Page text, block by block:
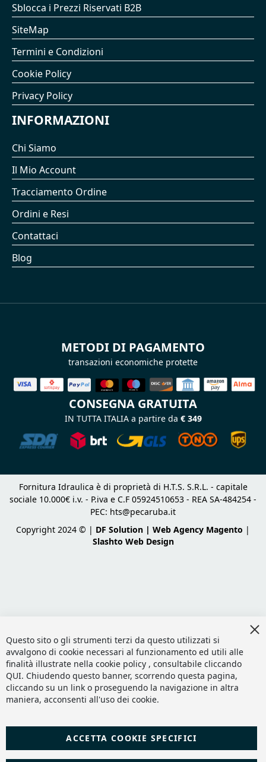
Sblocca i Prezzi Riservati B2B
SiteMap
Termini e Condizioni
Cookie Policy
Privacy Policy
INFORMAZIONI
Chi Siamo
Il Mio Account
Tracciamento Ordine
Ordini e Resi
Contattaci
Blog
METODI DI PAGAMENTO
transazioni economiche protette
CONSEGNA GRATUITA
IN TUTTA ITALIA a partire da € 349
Fornitura Idraulica è di proprietà di H.T.S. S.R.L. - capitale
sociale 10.000€ i.v. - P.iva e C.F 05924510653 - REA SA-484254 -
PEC: hts@pecaruba.it
Copyright 2024 © | DF Solution | Web Agency Magento |
Slashto Web Design
Questo sito o gli strumenti terzi da questo utilizzati si
avvalgono di cookie necessari al funzionamento ed utili alle
finalità illustrate nella cookie policy , consultabile cliccando
QUI. Chiudendo questo banner, scorrendo questa pagina,
cliccando su un link o proseguendo la navigazione in altra
maniera, acconsenti all'uso dei cookie.
ACCETTA COOKIE SPECIFICI